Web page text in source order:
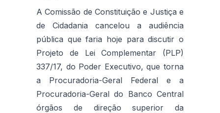
A Comissão de Constituição e Justiça e
de Cidadania cancelou a audiência
pública que faria hoje para discutir o
Projeto de Lei Complementar (PLP)
337/17, do Poder Executivo, que torna
a Procuradoria-Geral Federal e a
Procuradoria-Geral do Banco Central
órgãos de direção superior da